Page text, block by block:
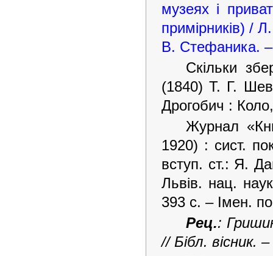
музеях і
примірників) /
В. Стефаника.
Скільки
(1840) Т. Г.
Дрогобич :
Журнал
1920) : сист.
вступ. ст.: Я.
Львів. нац.
393 с. – Імен.
Рец.:
// Бібл. вісник.